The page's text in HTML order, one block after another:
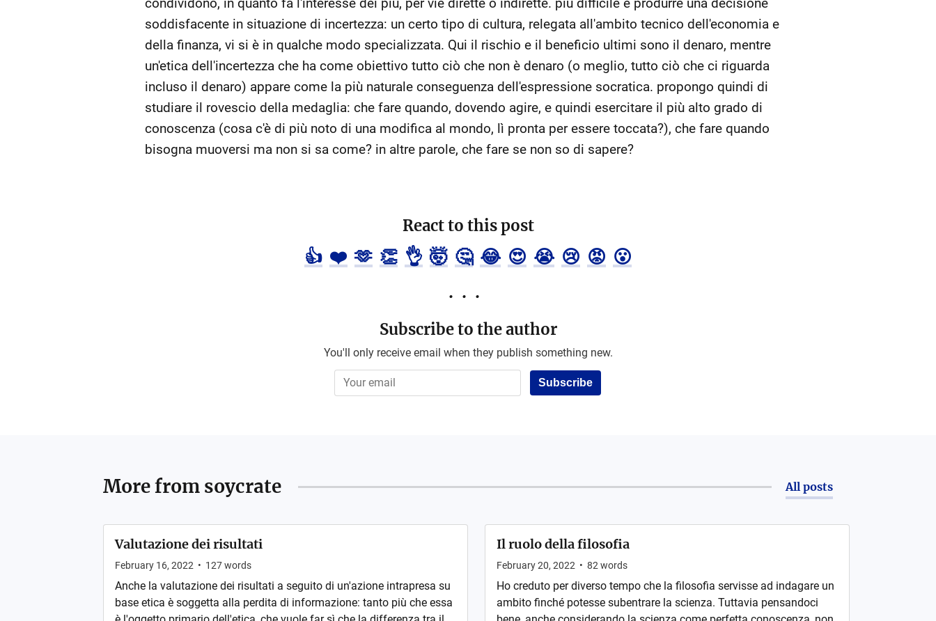
soddisfacente in situazione di incertezza: un certo tipo di cultura, relegata all'ambito tecnico dell'economia e
della finanza, vi si è in qualche modo specializzata. Qui il rischio e il beneficio ultimi sono il denaro, mentre
un'etica dell'incertezza che ha come obiettivo tutto ciò che non è denaro (o meglio, tutto ciò che ci riguarda
incluso il denaro) appare come la più naturale conseguenza dell'espressione socratica. propongo quindi di
studiare il rovescio della medaglia: che fare quando, dovendo agire, e quindi esercitare il più alto grado di
conoscenza (cosa c'è di più noto di una modifica al mondo, lì pronta per essere toccata?), che fare quando
bisogna muoversi ma non si sa come? in altre parole, che fare se non so di sapere?
React to this post
👍 ❤️ 🫶 👏 👌 🤯 🤔 😂 😍 😭 😢 😡 😮
Subscribe to the author
You'll only receive email when they publish something new.
Subscribe
More from soycrate All posts
Valutazione dei risultati
February 16, 2022 • 127words
Anche la valutazione dei risultati a seguito di un'azione intrapresa su
base etica è soggetta alla perdita di informazione: tanto più che essa
Il ruolo della filosofia
February 20, 2022 • 82 words
Ho creduto per diverso tempo che la filosofia servisse ad indagare un
ambito finché potesse subentrare la scienza. Tuttavia pensandoci